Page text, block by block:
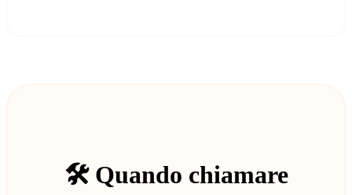
🛠️ Quando chiamare